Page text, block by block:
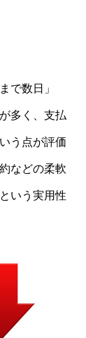
で数日」
多く、支払
う点が評価
などの柔軟
いう実用性